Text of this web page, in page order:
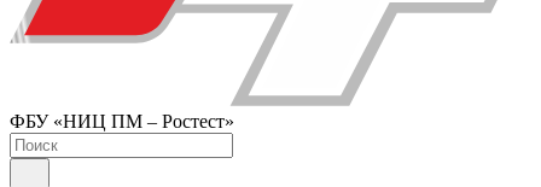
ФБУ «НИЦ ПМ – Ростест»